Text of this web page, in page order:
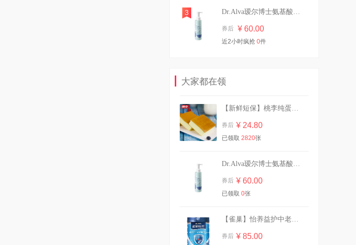
¥ 25.86
进口花王洁厕灵马桶清洁除臭
券后 ¥ 21.90
专用80片*4包
券后 ¥ 19.70
七夕提前囤！四毛钱一只！名
流避孕套合集
3 Dr.Alva瑷尔博士氨基酸洁颜蜜120ml
券后 ¥ 60.00
近2小时疯抢 0件
大家都在领
【新鲜短保】桃李纯蛋糕720g营养早餐
券后 ¥ 24.80
已领取 2820张
Dr.Alva瑷尔博士氨基酸洁颜蜜120ml
券后 ¥ 60.00
已领取 0张
【雀巢】怡养益护中老年成人奶粉850g
券后 ¥ 85.00